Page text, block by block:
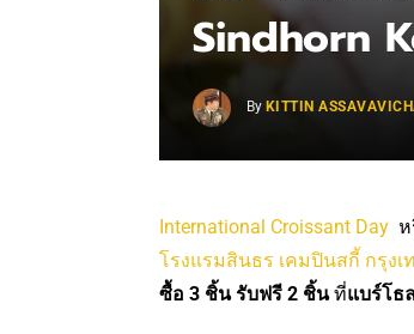
Sindhorn
By KITTIN
International Croissant Day ห
โรงแรมสินธร เคมปินสกี้ กรุงเ
ซื้อ 3 ชิ้น รับฟรี 2 ชิ้นที่แบร์โธ